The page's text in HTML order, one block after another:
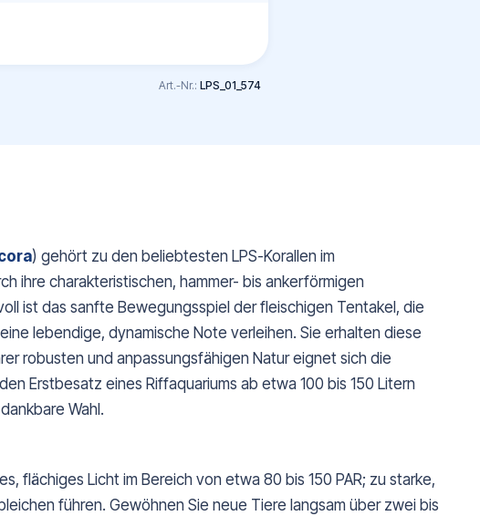
Art.-Nr.: LPS_01_574
) gehört zu den beliebtesten LPS-Korallen im
ihre charakteristischen, hammer- bis ankerförmigen
ist das sanfte Bewegungsspiel der fleischigen Tentakel, die
lebendige, dynamische Note verleihen. Sie erhalten diese
robusten und anpassungsfähigen Natur eignet sich die
Erstbesatz eines Riffaquariums ab etwa 100 bis 150 Litern
Wahl.
flächiges Licht im Bereich von etwa 80 bis 150 PAR; zu starke,
führen. Gewöhnen Sie neue Tiere langsam über zwei bis